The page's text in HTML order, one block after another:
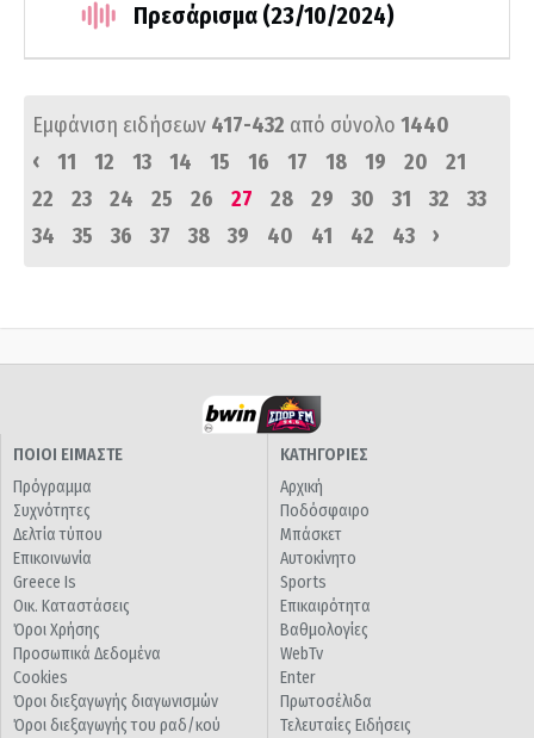
Πρεσάρισμα (23/10/2024)
Εμφάνιση ειδήσεων 417-432 από σύνολο 1440
‹
11 12 13 14 15 16 17 18 19 20
21
22
23 24 25 26 27 28 29 30 31 32
33
34
35 36 37 38 39 40 41 42 43 ›
ΠΟΙΟΙ ΕΙΜΑΣΤΕ
Πρόγραμμα
Συχνότητες
Δελτία τύπου
Επικοινωνία
Greece Is
Οικ. Καταστάσεις
Όροι Χρήσης
Προσωπικά Δεδομένα
Cookies
Όροι διεξαγωγής διαγωνισμών
Όροι διεξαγωγής του ραδ/κού
ΚΑΤΗΓΟΡΙΕΣ
Αρχική
Ποδόσφαιρο
Μπάσκετ
Αυτοκίνητο
Sports
Επικαιρότητα
Βαθμολογίες
WebTv
Enter
Πρωτοσέλιδα
Τελευταίες Ειδήσεις